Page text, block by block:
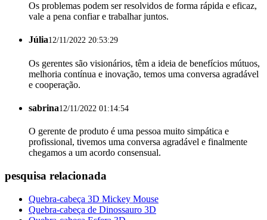
Os problemas podem ser resolvidos de forma rápida e eficaz,
vale a pena confiar e trabalhar juntos.
Júlia12/11/2022 20:53:29
Os gerentes são visionários, têm a ideia de benefícios mútuos,
melhoria contínua e inovação, temos uma conversa agradável
e cooperação.
sabrina12/11/2022 01:14:54
O gerente de produto é uma pessoa muito simpática e
profissional, tivemos uma conversa agradável e finalmente
chegamos a um acordo consensual.
pesquisa relacionada
Quebra-cabeça 3D Mickey Mouse
Quebra-cabeça de Dinossauro 3D